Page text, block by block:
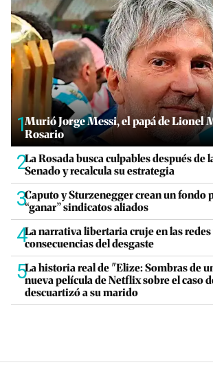
1Murió Jorge Messi, el papá de Lionel
Rosario
2La Rosada busca culpables después de
Senado y recalcula su estrategia
3Caputo y Sturzenegger crean un fondo
“ganar” sindicatos aliados
4La narrativa libertaria cruje en las
consecuencias del desgaste
5La historia real de "Elize: Sombras de
nueva película de Netflix sobre el caso
descuartizó a su marido